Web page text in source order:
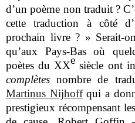
d’un poème non traduit ?
cette traduction à côté
prochain livre ? » Serait-
qu’aux Pays-Bas où
poètes du XXe siècle ont
complètes nombre de
Martinus Nijhoffqui a
prestigieux récompensant